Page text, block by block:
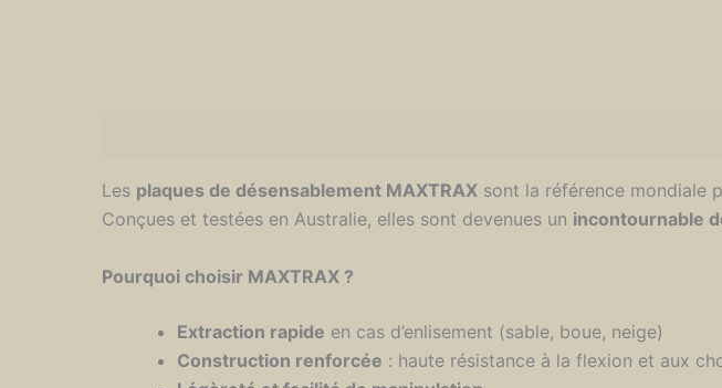
Les plaques de désensablement MAXTRAX sont la référence mondiale
Conçues et testées en Australie, elles sont devenues un incontournable
Pourquoi choisir MAXTRAX ?
Extraction rapide en cas d’enlisement (sable, boue, neige)
Construction renforcée : haute résistance à la flexion et aux